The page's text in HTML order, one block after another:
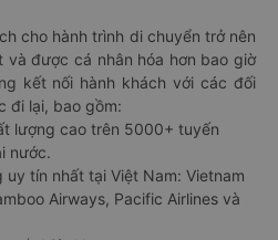
cho hành trình di chuyển trở nên
và được cá nhân hóa hơn bao giờ
kết nối hành khách với các đối
đi lại, bao gồm:
lượng cao trên 5000+ tuyến
nước.
uy tín nhất tại Việt Nam: Vietnam
Airways, Pacific Airlines và